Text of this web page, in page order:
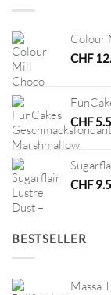
Colour
CHF
CHF
CHF
BESTSELLER
Massa